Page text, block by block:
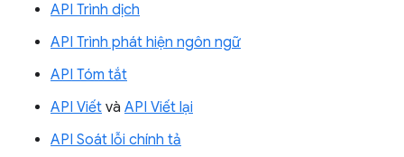
API Trình dịch
API Trình phát hiện ngôn ngữ
API Tóm tắt
API Viết và API Viết lại
API Soát lỗi chính tả